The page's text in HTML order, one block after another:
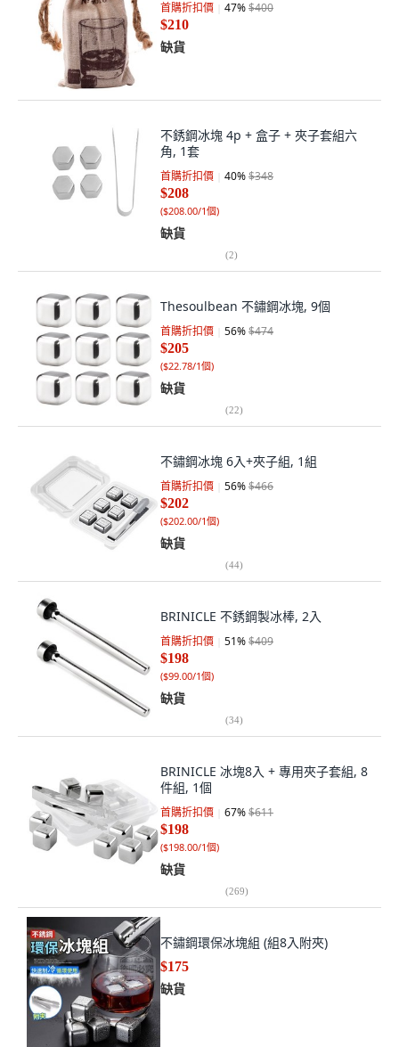
首購折扣價 47%$400
$210
缺貨
不銹鋼冰塊 4p + 盒子 + 夾子套組六
角, 1套
首購折扣價 40%$348
$208
($208.00/1個)
缺貨
(2)
Thesoulbean 不鏽鋼冰塊, 9個
首購折扣價 56%$474
$205
($22.78/1個)
缺貨
(22)
不鏽鋼冰塊 6入+夾子組, 1組
首購折扣價 56%$466
$202
($202.00/1個)
缺貨
(44)
BRINICLE 不銹鋼製冰棒, 2入
首購折扣價 51%$409
$198
($99.00/1個)
缺貨
(34)
BRINICLE 冰塊8入 + 專用夾子套組, 8
件組, 1個
首購折扣價 67%$611
$198
($198.00/1個)
缺貨
(269)
不鏽鋼環保冰塊組 (組8入附夾)
$175
缺貨